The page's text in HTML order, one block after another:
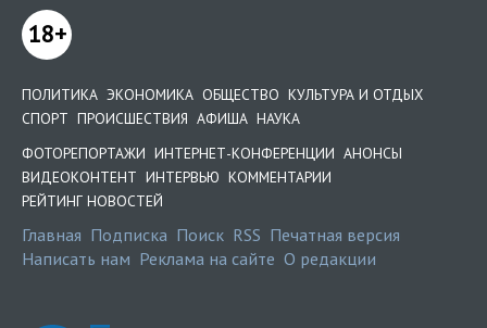
18+
ПОЛИТИКА ЭКОНОМИКА ОБЩЕСТВО КУЛЬТУРА И ОТДЫХ
СПОРТ ПРОИСШЕСТВИЯ АФИША НАУКА
ФОТОРЕПОРТАЖИ ИНТЕРНЕТ-КОНФЕРЕНЦИИ АНОНСЫ
ВИДЕОКОНТЕНТ ИНТЕРВЬЮ КОММЕНТАРИИ
РЕЙТИНГ НОВОСТЕЙ
Главная Подписка Поиск RSS Печатная версия
Написать нам Реклама на сайте О редакции